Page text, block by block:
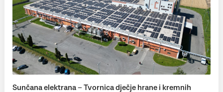
Sunčana elektrana – Tvornica dječje hrane i kremnih